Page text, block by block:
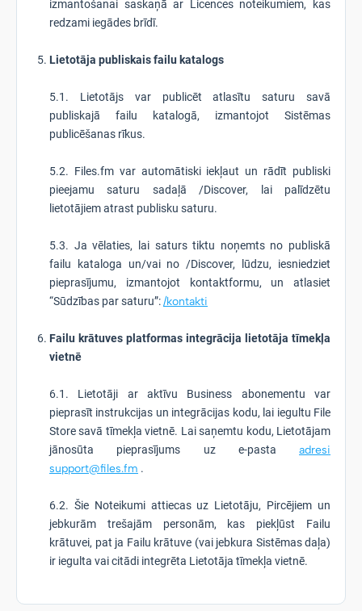
izmantošanai saskaņā ar Licences noteikumiem, kas
redzami iegādes brīdī.
Lietotāja publiskais failu katalogs
5.1. Lietotājs var publicēt atlasītu saturu savā
publiskajā failu katalogā, izmantojot Sistēmas
publicēšanas rīkus.
5.2. Files.fm var automātiski iekļaut un rādīt publiski
pieejamu saturu sadaļā /Discover, lai palīdzētu
lietotājiem atrast publisku saturu.
5.3. Ja vēlaties, lai saturs tiktu noņemts no publiskā
failu kataloga un/vai no /Discover, lūdzu, iesniedziet
pieprasījumu, izmantojot kontaktformu, un atlasiet
“Sūdzības par saturu”:/kontakti
Failu krātuves platformas integrācija lietotāja tīmekļa
vietnē
6.1. Lietotāji ar aktīvu Business abonementu var
pieprasīt instrukcijas un integrācijas kodu, lai iegultu File
Store savā tīmekļa vietnē. Lai saņemtu kodu, Lietotājam
jānosūta pieprasījums uz e-pasta adresi
support@files.fm .
6.2. Šie Noteikumi attiecas uz Lietotāju, Pircējiem un
jebkurām trešajām personām, kas piekļūst Failu
krātuvei, pat ja Failu krātuve (vai jebkura Sistēmas daļa)
ir iegulta vai citādi integrēta Lietotāja tīmekļa vietnē.